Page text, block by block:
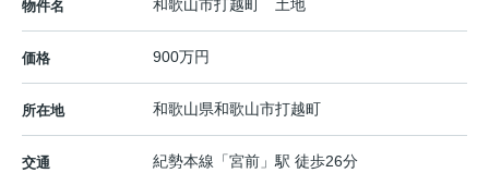
物件名 和歌山市打越町 土地
価格 900万円
所在地 和歌山県和歌山市打越町
交通 紀勢本線 「宮前 」駅 徒歩26分